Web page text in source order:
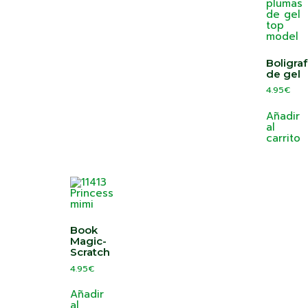
de gel
4.95€
Añadir
al
carrito
Book
Magic-
Scratch
4.95€
Añadir